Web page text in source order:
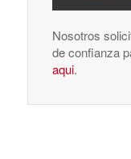
Nosotros
de confianza
aqui.